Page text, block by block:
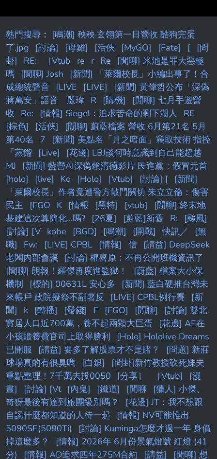
險的耶 去年底有問過差不多，要改款了應該很
好談
熱門搜尋 ： [鳴潮] 秧秧·玄翎第一日營收 酷狗完蛋
了.jpg
[討論] [母雞] [活俠 [MyGO] [Fate] [
[問
卦]
RE: ［Vtub re r Re
[閒聊] 米池是罪大惡極
嗎
[閒聊] Josh
[新聞] 「萊爾校長」小編出事了！合
成總統聲音
[LIVE [LIVE]
[新聞] 黃偉哲公布「深偽
蔣萬安」語音 殷瑋 R [購機]
[閒聊] 七月手遊營
收
Re: [情報] Siegel：追求苦命的剩下湖人
RE
[棕色]
[活俠]
[閒聊] 蔚藍檔案 營收 6月第21名 5月
第40名
7
[新聞] 美點名「月之暗面」竊取技術 指控
「蒸餾
[Live]
[花邊] LBJ談何時意識到自己能超越
MJ
[新聞] 藍營AI深偽賴清德影片 民進黨：假冒元首
[holo]
[live] Ko [Holo] [Vtub] [討論] [
[新聞]
「萊爾校長」作者竟遭警方敲門關切 朱立立倫：傷害
民主
[FGO K [情報 [黑特] [vtub]
[閒聊] 終末地
基建這次算簡化...嗎?
[26夏] [蔚藍]新舊 R:
[颱風]
[討論] [V kobe [BGD] [鳴潮] [開戰] 快訊／
[無
職]
Fw: [LIVE] CPBL [情報] 信
[請益] DeepSeek
老闆內部會議
[討論] 權喜原：不再公開班機資訊了
[閒聊] 朗報！羅傑再度進監獄！
[蔚藍] 檔案大小保
機制
[標的] 00631L 安心多
[新聞] 藍白硬推台灣未
來帳戶 政院擬祭不副署反
[LIVE] CPBL例行賽
[新
聞]
k [轉播] [發錢] F [FGO] [閒聊]
[討論] 雙北
實居人口近700萬，養不起兩顆大巨蛋
[花邊] AE在
小孩贍養費官司上取得勝利
[Holo] Hololive Dreams
已開服
[請益] 要多了解股票才不是賭？
[問題] 新莊
球場真的有很臭嗎
[白銀]
[問卦]新竹教授砍死妹夫
重點整理！7千萬去投0050
[分享］ ［Vtub]
[漫
畫]
[討論] [Vt [內鬼] [鐵道] [閒聊
[獵人] 小傑、
奇犽最後有達到旅團級別嗎？
[花邊] JT：我不想跟
自認什麼都知道的人待一起
[情報] NV可能推出
5090SE(5080Ti)
[討論] Kuminga怎麼才過一年 身價
掉這麼多？
[情報] 2026年 6月份景氣燈號 紅燈 (41
分)
[情報] AD追求四年275M合約 [請益] [閒聊] 想